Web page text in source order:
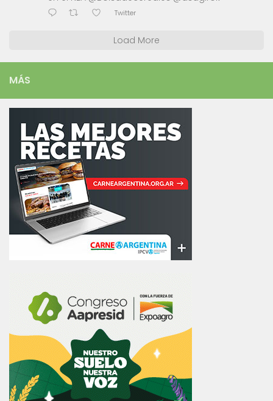
Twitter
Load More
MÁS